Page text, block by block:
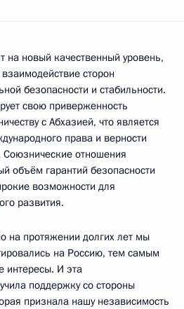
на новый качественный уровень,
сторон
безопасности и стабильности.
свою приверженность
с Абхазией, что является
права и верности
отношения
объём гарантий безопасности
возможности для
развития.
на протяжении долгих лет мы
на Россию, тем самым
интересы. И эта
поддержку со стороны
признала нашу независимость